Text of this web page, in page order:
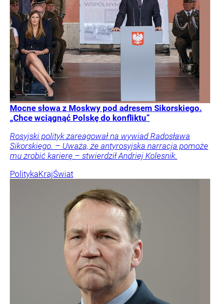
Mocne słowa z Moskwy pod adresem Sikorskiego.
„Chce wciągnąć Polskę do konfliktu”
Rosyjski polityk zareagował na wywiad Radosława
Sikorskiego. – Uważa, że antyrosyjska narracja pomoże
mu zrobić karierę – stwierdził Andriej Kolesnik.
PolitykaKrajŚwiat